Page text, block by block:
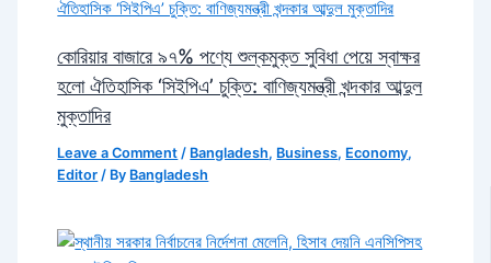
কোরিয়ার বাজারে ৯৭% পণ্যে শুল্কমুক্ত সুবিধা পেয়ে স্বাক্ষর
হলো ঐতিহাসিক ‘সিইপিএ’ চুক্তি: বাণিজ্যমন্ত্রী খন্দকার আব্দুল
মুক্তাদির
Leave a Comment / Bangladesh, Business, Economy,
Editor / By Bangladesh